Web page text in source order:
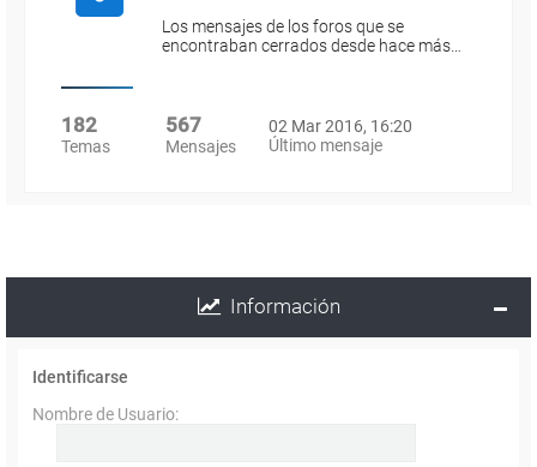
Los mensajes de los foros que se
encontraban cerrados desde hace más…
182
Temas
567
Mensajes
02 Mar 2016, 16:20
Último mensaje
Información
Identificarse
Nombre de Usuario: